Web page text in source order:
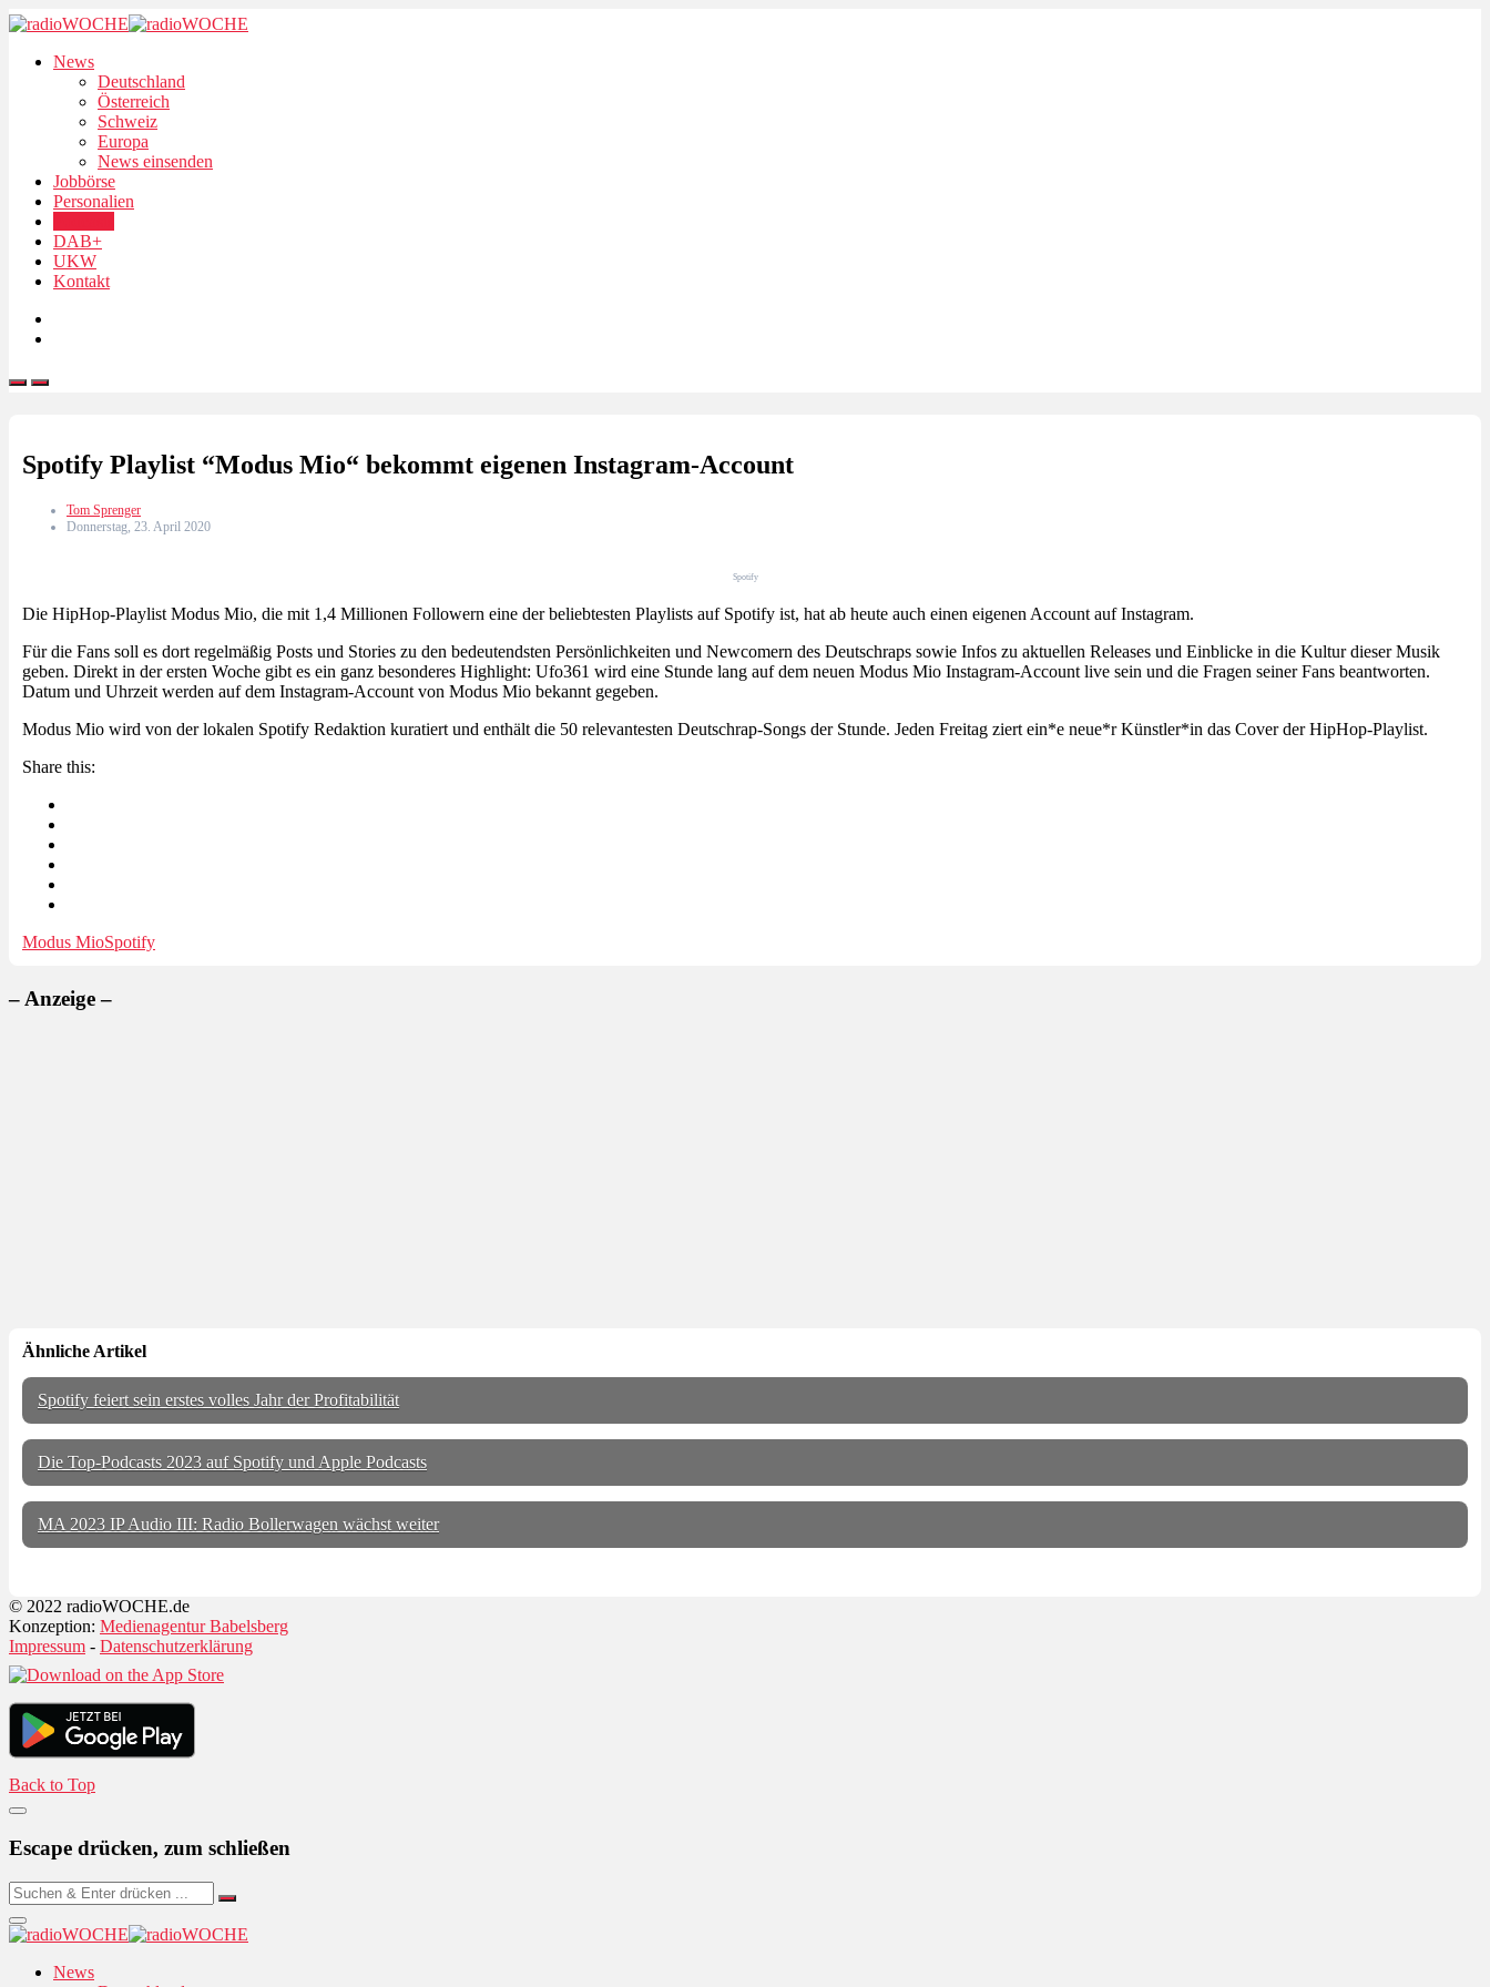
News
Deutschland
Österreich
Schweiz
Europa
News einsenden
Jobbörse
Personalien
DAB+
UKW
Kontakt
Spotify Playlist “Modus Mio“ bekommt eigenen Instagram-Account
Tom Sprenger
Donnerstag, 23. April 2020
Spotify
Die HipHop-Playlist Modus Mio, die mit 1,4 Millionen Followern eine der beliebtesten Playlists auf Spotify ist, hat ab heute auch einen eigenen Account auf Instagram.
Für die Fans soll es dort regelmäßig Posts und Stories zu den bedeutendsten Persönlichkeiten und Newcomern des Deutschraps sowie Infos zu aktuellen Releases und Einblicke in die Kultur dieser Musik
geben. Direkt in der ersten Woche gibt es ein ganz besonderes Highlight: Ufo361 wird eine Stunde lang auf dem neuen Modus Mio Instagram-Account live sein und die Fragen seiner Fans beantworten.
Datum und Uhrzeit werden auf dem Instagram-Account von Modus Mio bekannt gegeben.
Modus Mio wird von der lokalen Spotify Redaktion kuratiert und enthält die 50 relevantesten Deutschrap-Songs der Stunde. Jeden Freitag ziert ein*e neue*r Künstler*in das Cover der HipHop-Playlist.
Share this:
Modus MioSpotify
– Anzeige –
Ähnliche Artikel
Spotify feiert sein erstes volles Jahr der Profitabilität
Die Top-Podcasts 2023 auf Spotify und Apple Podcasts
MA 2023 IP Audio III: Radio Bollerwagen wächst weiter
© 2022 radioWOCHE.de
Konzeption: Medienagentur Babelsberg
Impressum - Datenschutzerklärung
Back to Top
Escape drücken, zum schließen
News